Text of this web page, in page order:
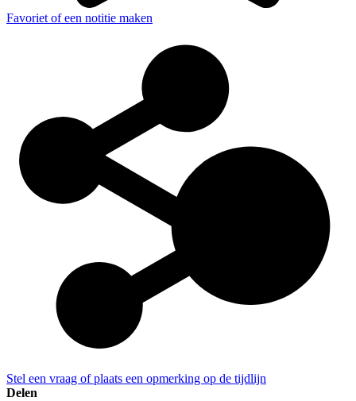
Favoriet of een notitie maken
Stel een vraag of plaats een opmerking op de tijdlijn
Delen